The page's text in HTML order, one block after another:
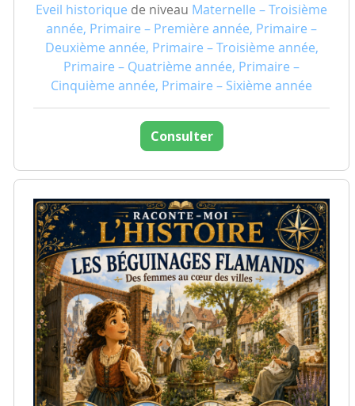
Eveil historique de niveau Maternelle – Troisième
année, Primaire – Première année, Primaire –
Deuxième année, Primaire – Troisième année,
Primaire – Quatrième année, Primaire –
Cinquième année, Primaire – Sixième année
Consulter